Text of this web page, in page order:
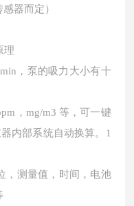
器而定）
理
，泵的吸力大小有十
，mg/m3 等，可一键
内部系统自动换算。1
，测量值，时间，电池